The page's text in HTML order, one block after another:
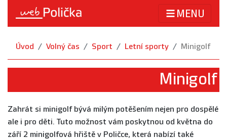
MENU
Úvod Volný čas Sport Letní sporty Minigolf
Minigolf
Zahrát si minigolf bývá milým potěšením nejen pro dospělé
ale i pro děti. Tuto možnost vám poskytnou od května do
září 2 minigolfová hřiště v Poličce, která nabízí také